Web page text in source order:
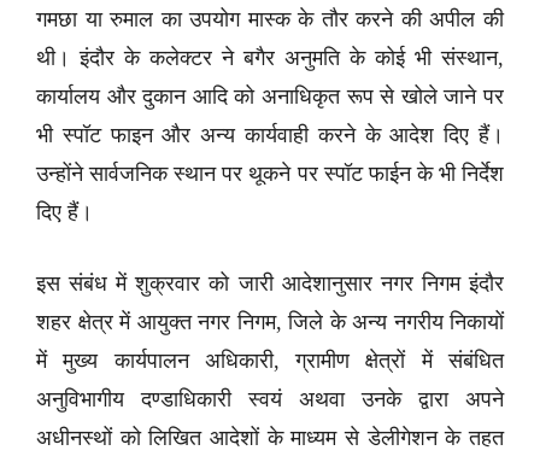
गमछा या रुमाल का उपयोग मास्क के तौर करने की अपील की
थी। इंदौर के कलेक्टर ने बगैर अनुमति के कोई भी संस्थान,
कार्यालय और दुकान आदि को अनाधिकृत रूप से खोले जाने पर
भी स्पॉट फाइन और अन्य कार्यवाही करने के आदेश दिए हैं।
उन्होंने सार्वजनिक स्थान पर थूकने पर स्पॉट फाईन के भी निर्देश
दिए हैं।
इस संबंध में शुक्रवार को जारी आदेशानुसार नगर निगम इंदौर
शहर क्षेत्र में आयुक्त नगर निगम, जिले के अन्य नगरीय निकायों
में मुख्य कार्यपालन अधिकारी, ग्रामीण क्षेत्रों में संबंधित
अनुविभागीय दण्डाधिकारी स्वयं अथवा उनके द्वारा अपने
अधीनस्थों को लिखित आदेशों के माध्यम से डेलीगेशन के तहत